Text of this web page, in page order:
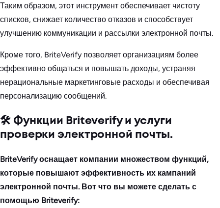
Таким образом, этот инструмент обеспечивает чистоту
списков, снижает количество отказов и способствует
улучшению коммуникации и рассылки электронной почты.
Кроме того, BriteVerify позволяет организациям более
эффективно общаться и повышать доходы, устраняя
нерациональные маркетинговые расходы и обеспечивая
персонализацию сообщений.
🛠️ Функции Briteverify и услуги
проверки электронной почты.
BriteVerify оснащает компании множеством функций,
которые повышают эффективность их кампаний
электронной почты. Вот что вы можете сделать с
помощью Briteverify: